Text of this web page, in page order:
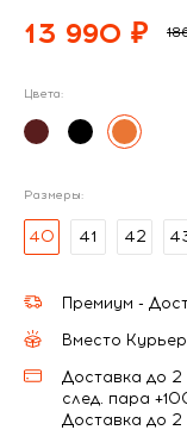
13 990 ₽
Цвета:
Размеры:
40 41 42
Премиум -
Вместо
Доставка до
след. пара
Доставка до